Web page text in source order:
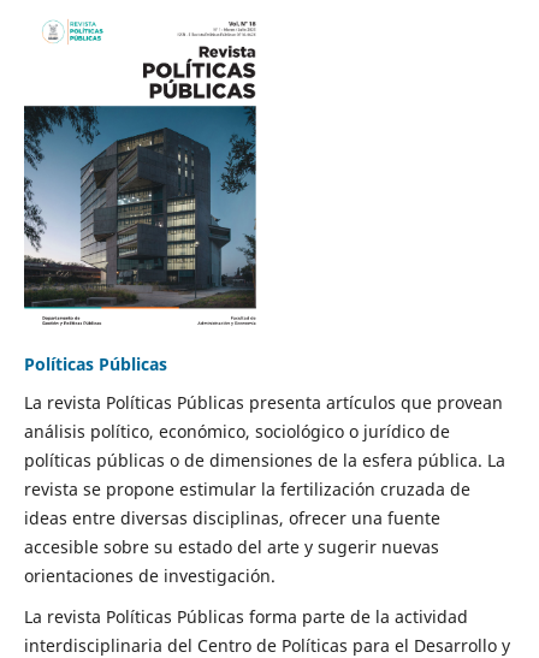
Políticas Públicas
La revista Políticas Públicas presenta artículos que provean
análisis político, económico, sociológico o jurídico de
políticas públicas o de dimensiones de la esfera pública. La
revista se propone estimular la fertilización cruzada de
ideas entre diversas disciplinas, ofrecer una fuente
accesible sobre su estado del arte y sugerir nuevas
orientaciones de investigación.
La revista Políticas Públicas forma parte de la actividad
interdisciplinaria del Centro de Políticas para el Desarrollo y